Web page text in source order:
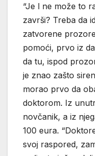
“Je l ne može to
završi? Treba da
zatvorene
pomoći, prvo iz
da tu, ispod
je znao zašto
morao prvo da
doktorom. Iz
novčanik, a iz
100 eura.
svoj raspored,